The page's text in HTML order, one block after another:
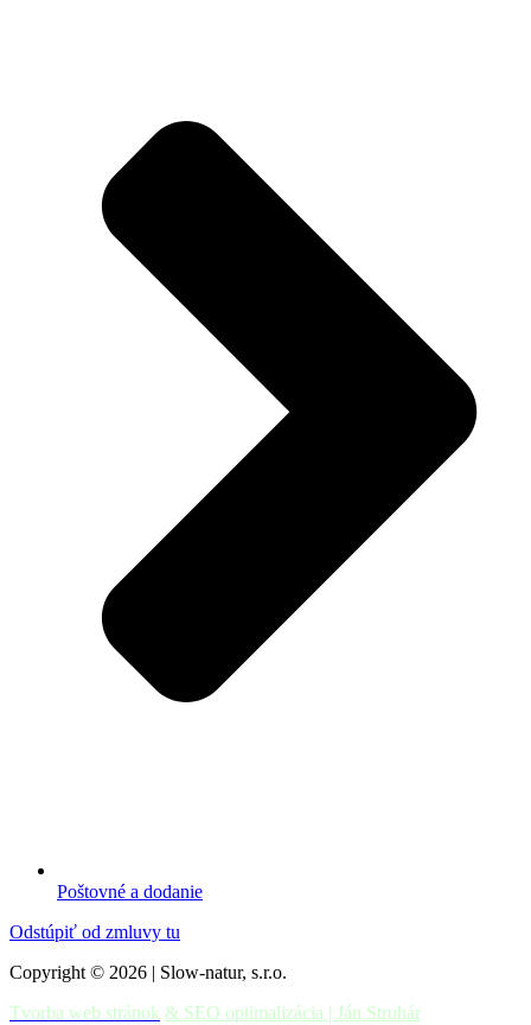
Poštovné a dodanie
Odstúpiť od zmluvy tu
Copyright © 2026 | Slow-natur, s.r.o.
Tvorba web stránok & SEO optimalizácia | Ján Struhár